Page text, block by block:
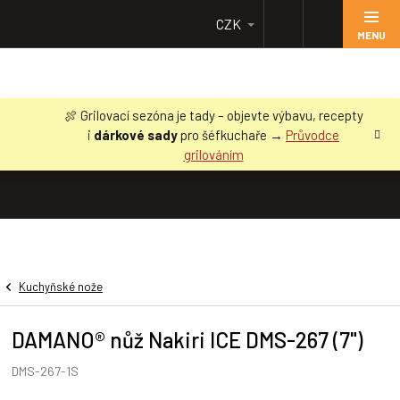
obsah
🍖 Grilovací sezóna je tady – objevte výbavu, recepty
i dárkové sadypro šéfkuchaře → Průvodce
grilováním
CZK
Kuchyňské nože
DAMANO® nůž Nakiri ICE DMS-267 (7")
DMS-267-1S